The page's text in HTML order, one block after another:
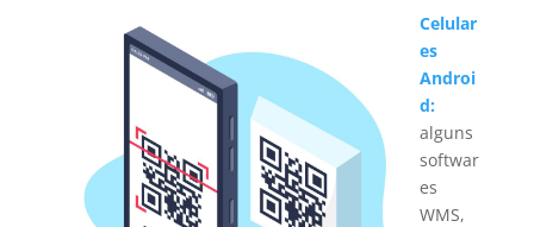
Celular
es
Androi
d:
alguns
softwar
es
WMS,